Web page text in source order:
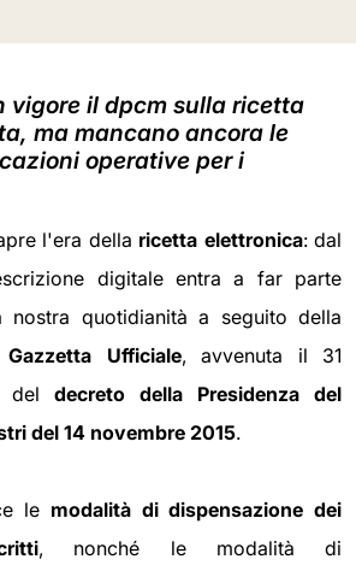
vigore il dpcm sulla ricetta
ma mancano ancora le
operative per i
l'era della ricetta elettronica: dal
digitale entra a far parte
nostra quotidianità a seguito della
Ufficiale, avvenuta il 31
del decreto della Presidenza del
del 14 novembre 2015.
le modalità di dispensazione dei
, nonché le modalità di